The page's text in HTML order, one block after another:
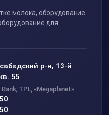
молока, оборудование
для
р-н, 13-й
55
ТРЦ «Megaplanet»